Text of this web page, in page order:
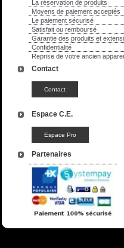
La réservation de produits
Moyens de paiement acceptés
Le paiement sécurisé
Satisfait ou remboursé
Garantie des produits et
Confidentialité
Reprise de votre ancien
Contact
Espace C.E.
Partenaires